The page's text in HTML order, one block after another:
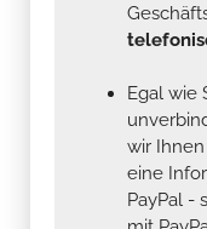
Egal wie
wir
eine
PayPal -